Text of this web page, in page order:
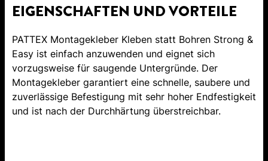
EIGENSCHAFTEN UND VORTEILE
PATTEX Montagekleber Kleben statt Bohren Strong &
Easy ist einfach anzuwenden und eignet sich
vorzugsweise für saugende Untergründe. Der
Montagekleber garantiert eine schnelle, saubere und
zuverlässige Befestigung mit sehr hoher Endfestigkeit
und ist nach der Durchhärtung überstreichbar.